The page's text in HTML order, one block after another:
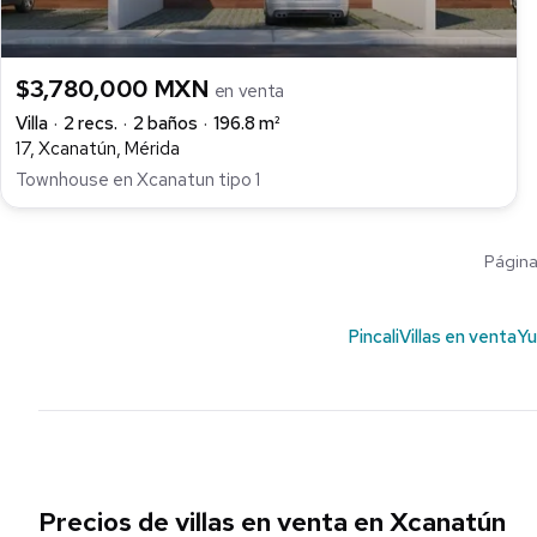
$3,780,000 MXN en venta
Villa
2 recs. 2 baños
196.8 m²
17, Xcanatún, Mérida
Townhouse en Xcanatun tipo 1
PincaliVillas en venta
Precios de villas en venta en Xcanatún